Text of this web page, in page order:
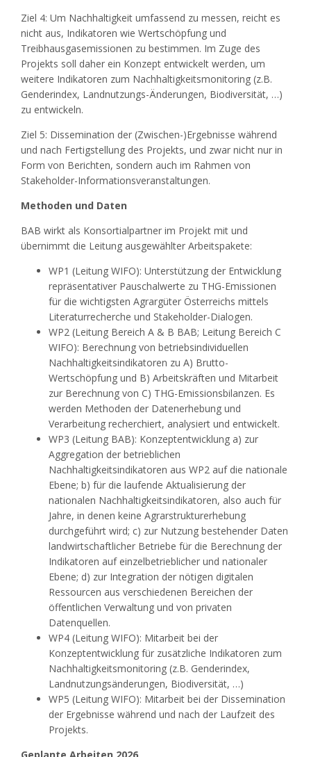
Ziel 4: Um Nachhaltigkeit umfassend zu messen, reicht es
nicht aus, Indikatoren wie Wertschöpfung und
Treibhausgasemissionen zu bestimmen. Im Zuge des
Projekts soll daher ein Konzept entwickelt werden, um
weitere Indikatoren zum Nachhaltigkeitsmonitoring (z.B.
Genderindex, Landnutzungs-Änderungen, Biodiversität, …)
zu entwickeln.
Ziel 5: Dissemination der (Zwischen-)Ergebnisse während
und nach Fertigstellung des Projekts, und zwar nicht nur in
Form von Berichten, sondern auch im Rahmen von
Stakeholder-Informationsveranstaltungen.
Methoden und Daten
BAB wirkt als Konsortialpartner im Projekt mit und
übernimmt die Leitung ausgewählter Arbeitspakete:
WP1 (Leitung WIFO): Unterstützung der Entwicklung
repräsentativer Pauschalwerte zu THG-Emissionen
für die wichtigsten Agrargüter Österreichs mittels
Literaturrecherche und Stakeholder-Dialogen.
WP2 (Leitung Bereich A & B BAB; Leitung Bereich C
WIFO): Berechnung von betriebsindividuellen
Nachhaltigkeitsindikatoren zu A) Brutto-
Wertschöpfung und B) Arbeitskräften und Mitarbeit
zur Berechnung von C) THG-Emissionsbilanzen. Es
werden Methoden der Datenerhebung und
Verarbeitung recherchiert, analysiert und entwickelt.
WP3 (Leitung BAB): Konzeptentwicklung a) zur
Aggregation der betrieblichen
Nachhaltigkeitsindikatoren aus WP2 auf die nationale
Ebene; b) für die laufende Aktualisierung der
nationalen Nachhaltigkeitsindikatoren, also auch für
Jahre, in denen keine Agrarstrukturerhebung
durchgeführt wird; c) zur Nutzung bestehender Daten
landwirtschaftlicher Betriebe für die Berechnung der
Indikatoren auf einzelbetrieblicher und nationaler
Ebene; d) zur Integration der nötigen digitalen
Ressourcen aus verschiedenen Bereichen der
öffentlichen Verwaltung und von privaten
Datenquellen.
WP4 (Leitung WIFO): Mitarbeit bei der
Konzeptentwicklung für zusätzliche Indikatoren zum
Nachhaltigkeitsmonitoring (z.B. Genderindex,
Landnutzungsänderungen, Biodiversität, …)
WP5 (Leitung WIFO): Mitarbeit bei der Dissemination
der Ergebnisse während und nach der Laufzeit des
Projekts.